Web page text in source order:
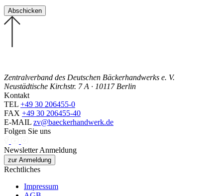
Zentralverband des Deutschen Bäckerhandwerks e. V.
Neustädtische Kirchstr. 7 A · 10117 Berlin
Kontakt
TEL +49 30 206455-0
FAX +49 30 206455-40
E-MAIL zv@baeckerhandwerk.de
Folgen Sie uns
Newsletter Anmeldung
zur Anmeldung
Rechtliches
Impressum